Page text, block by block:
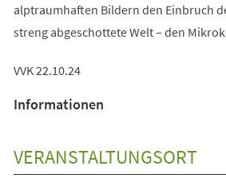
alptraumhaften Bildern den Einbruch
streng abgeschottete Welt – den
VVK 22.10.24
Informationen
VERANSTALTUNGSORT